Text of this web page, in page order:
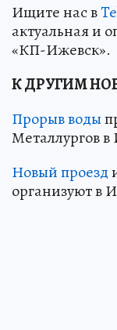
Ищите нас в
актуальная и
«КП-Ижевск».
К ДРУГИМ
Прорыв воды
Металлургов
Новый проезд
организуют в